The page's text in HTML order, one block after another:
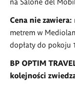
Cena nie zawiera:
metrem w
dopłaty do pokoju
BP OPTIM
kolejności